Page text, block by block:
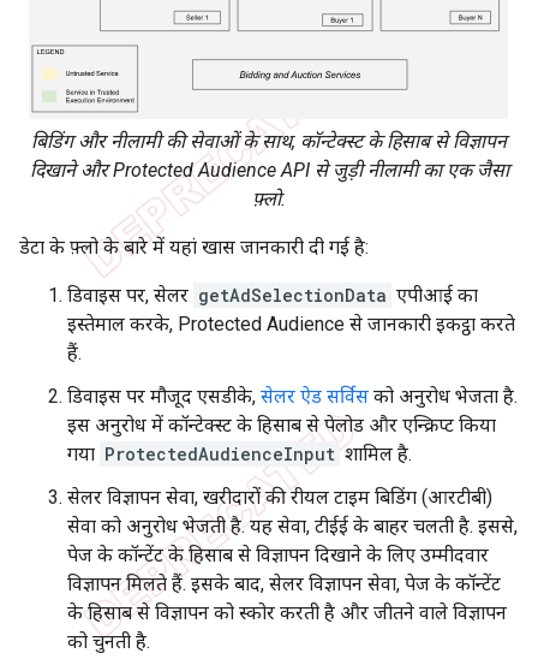
बिडिंग और नीलामी की सेवाओं के साथ, कॉन्टेक्स्ट के हिसाब से विज्ञापन
दिखाने और Protected Audience API से जुड़ी नीलामी का एक जैसा
फ़्लो.
डेटा के फ़्लो के बारे में यहां खास जानकारी दी गई है:
डिवाइस पर, सेलर getAdSelectionData एपीआई का
इस्तेमाल करके, Protected Audience से जानकारी इकट्ठा करते
हैं.
डिवाइस पर मौजूद एसडीके, सेलर ऐड सर्विस को अनुरोध भेजता है.
इस अनुरोध में कॉन्टेक्स्ट के हिसाब से पेलोड और एन्क्रिप्ट किया
गया ProtectedAudienceInput शामिल है.
सेलर विज्ञापन सेवा, खरीदारों की रीयल टाइम बिडिंग (आरटीबी)
सेवा को अनुरोध भेजती है. यह सेवा, टीईई के बाहर चलती है. इससे,
पेज के कॉन्टेंट के हिसाब से विज्ञापन दिखाने के लिए उम्मीदवार
विज्ञापन मिलते हैं. इसके बाद, सेलर विज्ञापन सेवा, पेज के कॉन्टेंट
के हिसाब से विज्ञापन को स्कोर करती है और जीतने वाले विज्ञापन
को चुनती है.